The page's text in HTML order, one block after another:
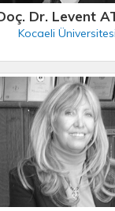
Dr. Levent
Kocaeli Üniversitesi